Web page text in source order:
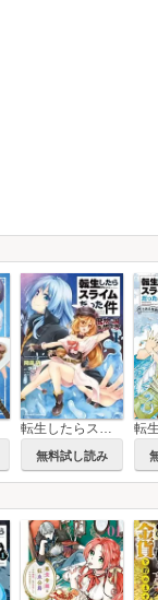
転生したらスライムだった件－魔物の国の歩き方－
無料試し読み